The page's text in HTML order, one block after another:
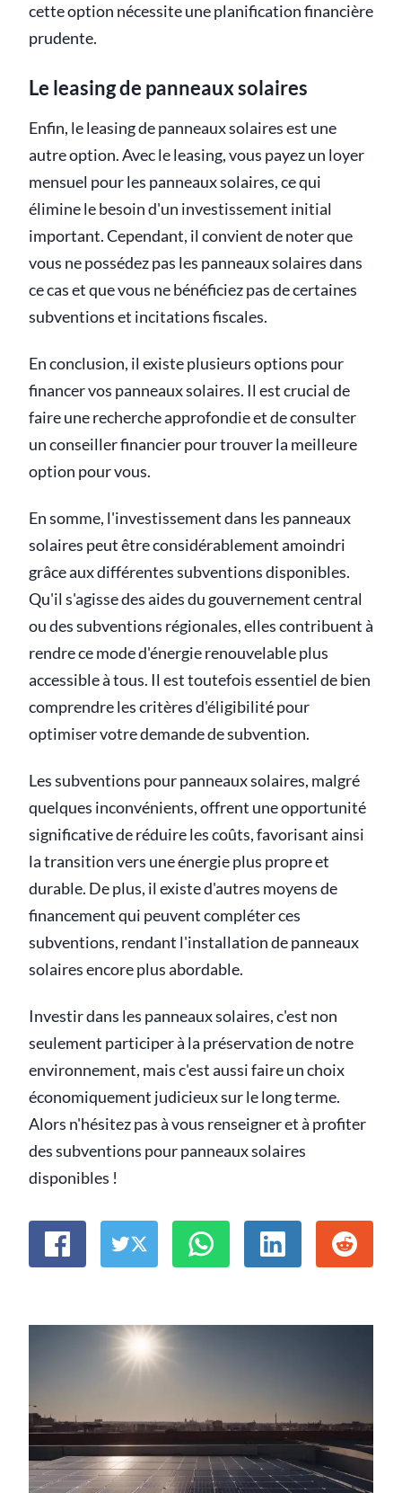
cette option nécessite une planification financière
prudente.
Le leasing de panneaux solaires
Enfin, le leasing de panneaux solaires est une
autre option. Avec le leasing, vous payez un loyer
mensuel pour les panneaux solaires, ce qui
élimine le besoin d'un investissement initial
important. Cependant, il convient de noter que
vous ne possédez pas les panneaux solaires dans
ce cas et que vous ne bénéficiez pas de certaines
subventions et incitations fiscales.
En conclusion, il existe plusieurs options pour
financer vos panneaux solaires. Il est crucial de
faire une recherche approfondie et de consulter
un conseiller financier pour trouver la meilleure
option pour vous.
En somme, l'investissement dans les panneaux
solaires peut être considérablement amoindri
grâce aux différentes subventions disponibles.
Qu'il s'agisse des aides du gouvernement central
ou des subventions régionales, elles contribuent à
rendre ce mode d'énergie renouvelable plus
accessible à tous. Il est toutefois essentiel de bien
comprendre les critères d'éligibilité pour
optimiser votre demande de subvention.
Les subventions pour panneaux solaires, malgré
quelques inconvénients, offrent une opportunité
significative de réduire les coûts, favorisant ainsi
la transition vers une énergie plus propre et
durable. De plus, il existe d'autres moyens de
financement qui peuvent compléter ces
subventions, rendant l'installation de panneaux
solaires encore plus abordable.
Investir dans les panneaux solaires, c'est non
seulement participer à la préservation de notre
environnement, mais c'est aussi faire un choix
économiquement judicieux sur le long terme.
Alors n'hésitez pas à vous renseigner et à profiter
des subventions pour panneaux solaires
disponibles !